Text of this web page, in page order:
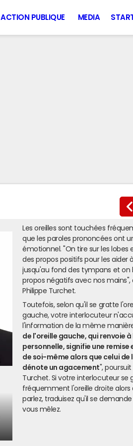
ACTION PUBLIQUE MEDIA
Les oreilles sont touchées
que les paroles prononcées ont
émotionnel. "On tire sur les lobes
des propos positifs pour les aider
jusqu'au fond des tympans et on
propos négatifs avec nos
Philippe Turchet.
Toutefois, selon qu'il se gratte
gauche, votre interlocuteur
l'information de la même
de l'oreille gauche, qui renvoie
personnelle, signifie une remise
de soi-même alors que celui de
dénote un agacement", poursuit
Turchet. Si votre interlocuteur se
fréquemment l'oreille droite alors
parlez, traduisez qu'il se
vous mêlez.